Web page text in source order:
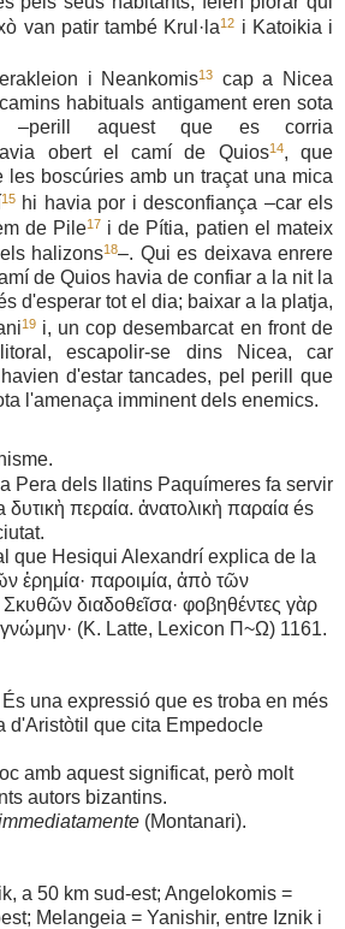
van patir també Krul·la12 i Katoikia i
i Neankomis13
cap a Nicea
habituals antigament eren sota
–perill aquest que es corria
obert el camí de Quios14, que
les boscúries amb un traçat una mica
15hi havia por i desconfiança –car els
de Pile17i de Pítia, patien el mateix
halizons18–. Qui es deixava enrere
de Quios havia de confiar a la nit la
d'esperar tot el dia; baixar a la platja,
19i, un cop desembarcat en front de
escapolir-se dins Nicea, car
d'estar tancades, pel perill que
l'amenaça imminent dels enemics.
Pera dels llatins Paquímeres fa servir
δυτικὴ περαία. ἀνατολικὴ παραία és
que Hesiqui Alexandrí explica de la
ἐρημία· παροιμία, ἀπὸ τῶν
διαδοθεῖσα· φοβηθέντες γὰρ
γνώμην· (K. Latte, Lexicon Π~Ω) 1161.
És una expressió que es troba en més
d'Aristòtil que cita Empedocle
amb aquest significat, però molt
autors bizantins.
(Montanari).
a 50 km sud-est; Angelokomis =
Melangeia = Yanishir, entre Iznik i